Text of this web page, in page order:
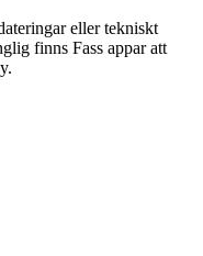
eller tekniskt
finns Fass appar att